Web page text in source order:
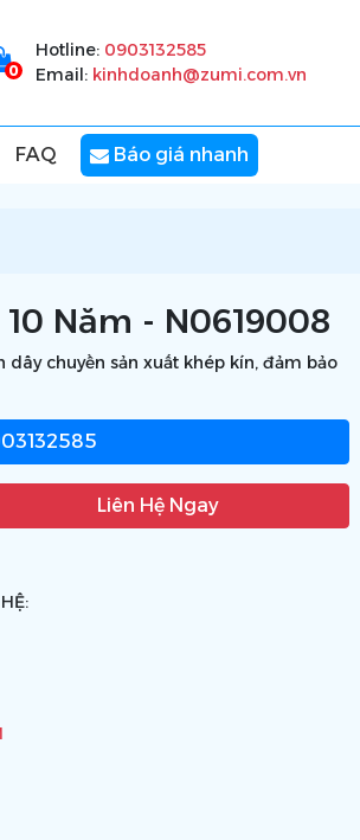
0
Hotline: 0903132585
Email: kinhdoanh@zumi.com.vn
FAQ Báo giá nhanh
Năm - N0619008
chuyền sản xuất khép kín, đảm bảo
Liên Hệ Ngay